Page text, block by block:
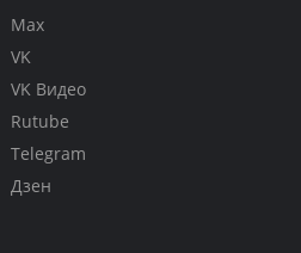
Max
VK
VK Видео
Rutube
Telegram
Дзен